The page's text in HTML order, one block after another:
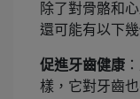
除了對骨骼和
還可能有以下
促進牙齒健康
樣，它對牙齒